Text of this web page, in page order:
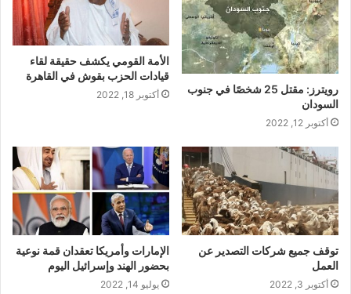
رويترز: مقتل 25 شخصًا في جنوب
السودان
أكتوبر 12, 2022
الأمة القومي يكشف حقيقة لقاء
قيادات الحزب بقوش في القاهرة
أكتوبر 18, 2022
توقف جميع شركات التصدير عن
العمل
أكتوبر 3, 2022
الإمارات وأمريكا تعقدان قمة نوعية
بحضور الهند وإسرائيل اليوم
يوليو 14, 2022